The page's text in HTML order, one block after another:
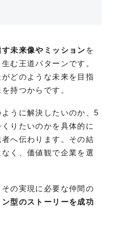
未来像やミッション を
む王道パターンです。
どのような未来を目指
持つからです。
うに解決したいのか、5
りたいのかを具体的に
へ伝わります。その結
く、価値観で企業を選
の実現に必要な仲間の
ン型のストーリーを成功